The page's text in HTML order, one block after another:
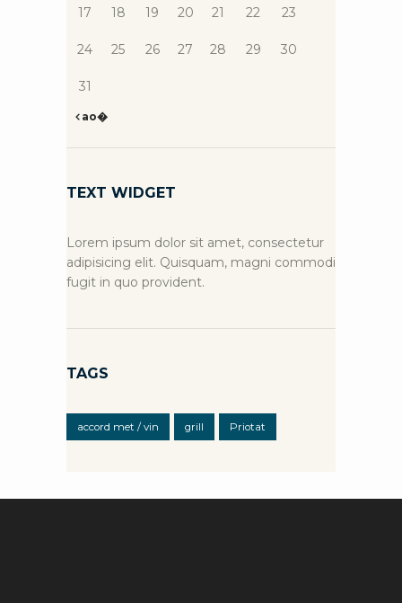
17 18 19 20 21 22 23
24 25 26 27 28 29 30
31
ao�
TEXT WIDGET
Lorem ipsum dolor sit amet, consectetur
adipisicing elit. Quisquam, magni commodi
fugit in quo provident.
TAGS
accord met / vin grill Priotat